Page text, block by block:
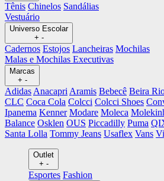
Tênis Chinelos Sandálias
Vestuário
Universo Escolar
+ -
Cadernos Estojos Lancheiras Mochilas
Malas e Mochilas Executivas
Marcas
+ -
Adidas Anacapri Aramis Bebecê Beira
CLC Coca Cola Colcci Colcci Shoes
Ipanema Kenner Modare Moleca
Balance Osklen OUS Piccadilly Puma
Santa Lolla Tommy Jeans Usaflex Vans
Outlet
+ -
Esportes Fashion